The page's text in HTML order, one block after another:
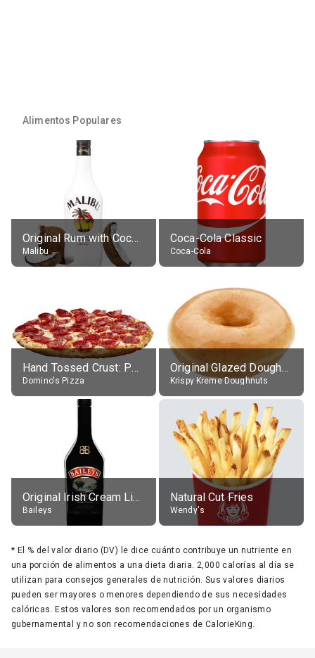
Alimentos Populares
Original Rum with Coconut Flavour (21% alc.)
Malibu
Coca-Cola Classic
Coca-Cola
Hand Tossed Crust: Pepperoni Pizza (Large 14")
Domino's Pizza
Original Glazed Doughnut
Krispy Kreme Doughnuts
Original Irish Cream Liqueur (17% alc.)
Baileys
Natural Cut Fries
Wendy's
* El % del valor diario (DV) le dice cuánto contribuye un nutriente en
una porción de alimentos a una dieta diaria. 2,000 calorías al día se
utilizan para consejos generales de nutrición. Sus valores diarios
pueden ser mayores o menores dependiendo de sus necesidades
calóricas. Estos valores son recomendados por un organismo
gubernamental y no son recomendaciones de CalorieKing.